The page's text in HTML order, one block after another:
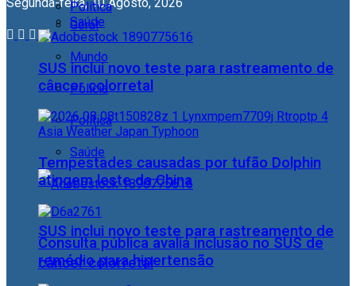
Geral
Mundo
Polícia
Política
Saúde
SUS inclui novo teste para rastreamento de
câncer colorretal
Política
Saúde
SUS inclui novo teste para rastreamento de
câncer colorretal
Tempestades causadas por tufão Dolphin
atingem leste da China
Consulta pública avalia inclusão no SUS de
remédio para hipertensão